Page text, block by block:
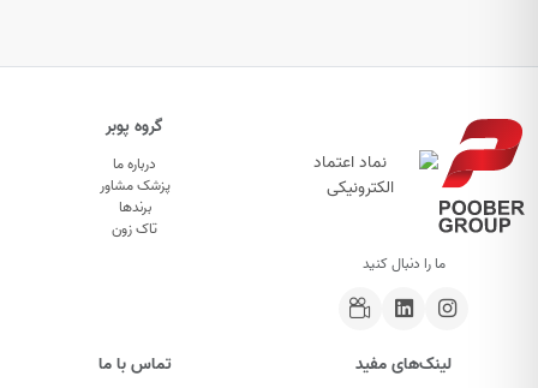
ما را دنبال کنید
گروه پوبر
درباره ما
پزشک مشاور
برندها
تاک زون
لینک‌های مفید تماس با ما